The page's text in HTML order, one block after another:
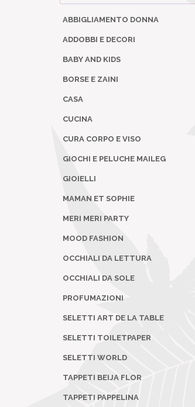
ABBIGLIAMENTO DONNA
ADDOBBI E DECORI
BABY AND KIDS
BORSE E ZAINI
CASA
CUCINA
CURA CORPO E VISO
GIOCHI E PELUCHE MAILEG
GIOIELLI
MAMAN ET SOPHIE
MERI MERI PARTY
MOOD FASHION
OCCHIALI DA LETTURA
OCCHIALI DA SOLE
PROFUMAZIONI
SELETTI ART DE LA TABLE
SELETTI TOILETPAPER
SELETTI WORLD
TAPPETI BEIJA FLOR
TAPPETI PAPPELINA